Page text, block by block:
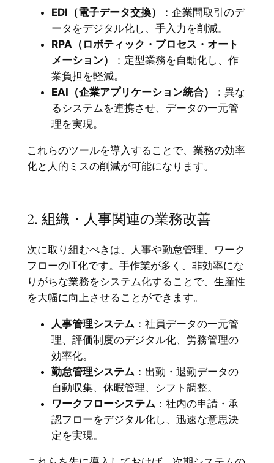
EDI（電子データ交換）
：企業間取引のデ
ータをデジタル化し、手入力を削減。
RPA（ロボティック・プロセス・オート
メーション）
：定型業務を自動化し、作
業負担を軽減。
EAI（企業アプリケーション統合）
：異な
るシステムを連携させ、データの一元管
理を実現。
これらのツールを導入することで、業務の効率
化と人的ミスの削減が可能になります。
2. 組織・人事関連の業務改善
次に取り組むべきは、人事や勤怠管理、ワーク
フローのIT化です。手作業が多く、非効率にな
りがちな業務をシステム化することで、生産性
を大幅に向上させることができます。
人事管理システム ：社員データの一元管
理、評価制度のデジタル化、労務管理の
効率化。
勤怠管理システム ：出勤・退勤データの
自動収集、休暇管理、シフト調整。
ワークフローシステム ：社内の申請・承
認フローをデジタル化し、迅速な意思決
定を実現。